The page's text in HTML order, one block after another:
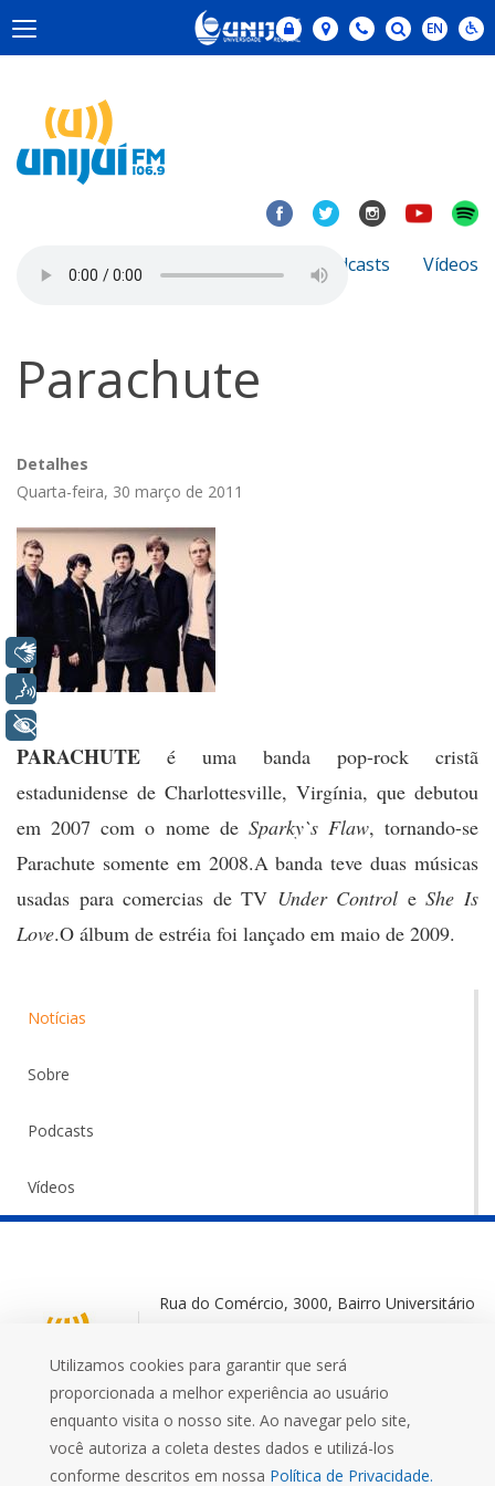
Notícias Podcasts Vídeos
Parachute
Detalhes
Quarta-feira, 30 março de 2011
PARACHUTE é uma banda pop-rock cristã
estadunidense de Charlottesville, Virgínia, que debutou
em 2007 com o nome de Sparky`s Flaw, tornando-se
Parachute somente em 2008.A banda teve duas músicas
usadas para comercias de TV Under Control eShe Is
Love.O álbum de estréia foi lançado em maio de 2009.
Notícias
Sobre
Podcasts
Vídeos
Rua do Comércio, 3000, Bairro Universitário
+55 (55) 3332 0572
Utilizamos cookies para garantir que será
proporcionada a melhor experiência ao usuário
enquanto visita o nosso site. Ao navegar pelo site,
você autoriza a coleta destes dados e utilizá-los
conforme descritos em nossa Política de Privacidade.
Libras
Voz